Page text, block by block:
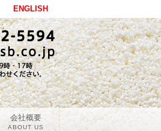
会社概要
ABOUT US
ENGLISH